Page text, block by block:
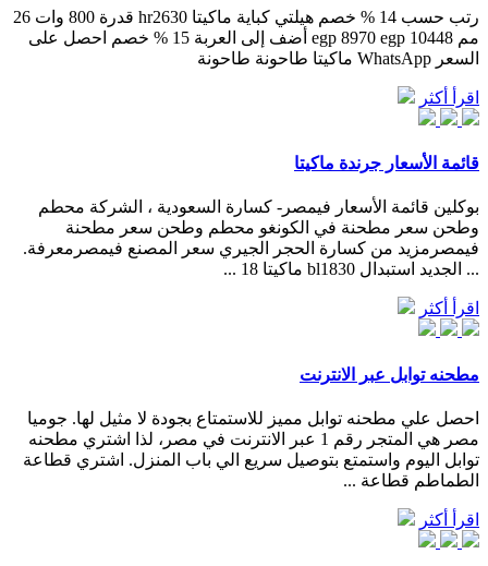
رتب حسب 14 % خصم هيلتي كباية ماكيتا hr2630 قدرة 800 وات 26
مم 10448 egp 8970 egp أضف إلى العربة 15 % خصم احصل على
السعر WhatsApp ماكيتا طاحونة طاحونة
اقرأ أكثر
قائمة الأسعار جرندة ماكيتا
بوكلين قائمة الأسعار فيمصر- كسارة السعودية ، الشركة محطم
وطحن سعر مطحنة في الكونغو محطم وطحن سعر مطحنة
فيمصرمزيد من كسارة الحجر الجيري سعر المصنع فيمصرمعرفة.
... الجديد استبدال bl1830 ماكيتا 18 ...
اقرأ أكثر
مطحنه توابل عبر الانترنت
احصل علي مطحنه توابل مميز للاستمتاع بجودة لا مثيل لها. جوميا
مصر هي المتجر رقم 1 عبر الانترنت في مصر، لذا اشتري مطحنه
توابل اليوم واستمتع بتوصيل سريع الي باب المنزل. اشتري قطاعة
الطماطم قطاعة ...
اقرأ أكثر